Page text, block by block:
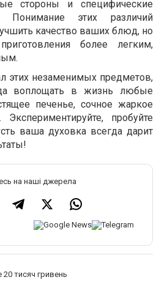
стороны и специфические
Понимание этих различий
качество ваших блюд, но
более легким,
этих незаменимых предметов,
воплощать в жизнь любые
печенье, сочное жаркое
пробуйте
ваша духовка всегда дарит
на наші джерела
тисяч гривень